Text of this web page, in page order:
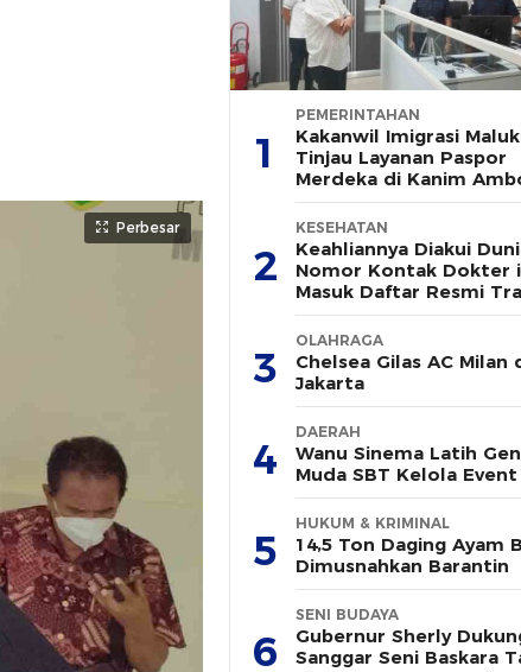
Perbesar
1
PEMERINTAHAN
Kakanwil Imigrasi
Tinjau Layanan Paspor
Merdeka di Kanim
2
KESEHATAN
Keahliannya Diakui
Nomor Kontak Dokter
Masuk Daftar Resmi
Agent Eropa
3
OLAHRAGA
Chelsea Gilas AC Milan
Jakarta
4
DAERAH
Wanu Sinema Latih
Muda SBT Kelola Event
5
HUKUM & KRIMINAL
14,5 Ton Daging Ayam
Dimusnahkan Barantin
6
SENI BUDAYA
Gubernur Sherly
Sanggar Seni Baskara